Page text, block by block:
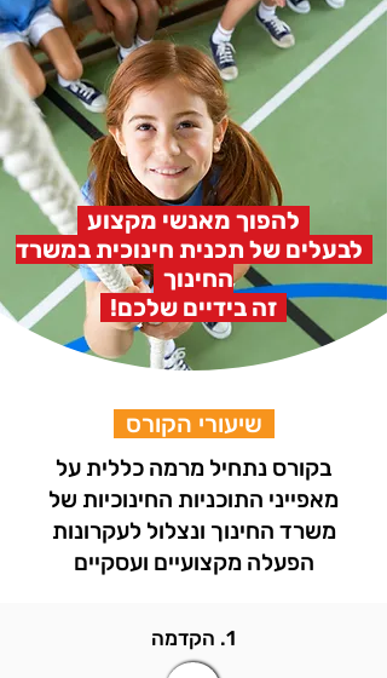
להפוך מאנשי מקצוע
לבעלים של תכנית חינוכית במשרד
החינוך
זה בידיים שלכם!
שיעורי הקורס
בקורס נתחיל מרמה כללית על
מאפייני התוכניות החינוכיות של
משרד החינוך ונצלול לעקרונות
הפעלה מקצועיים ועסקיים
1. הקדמה